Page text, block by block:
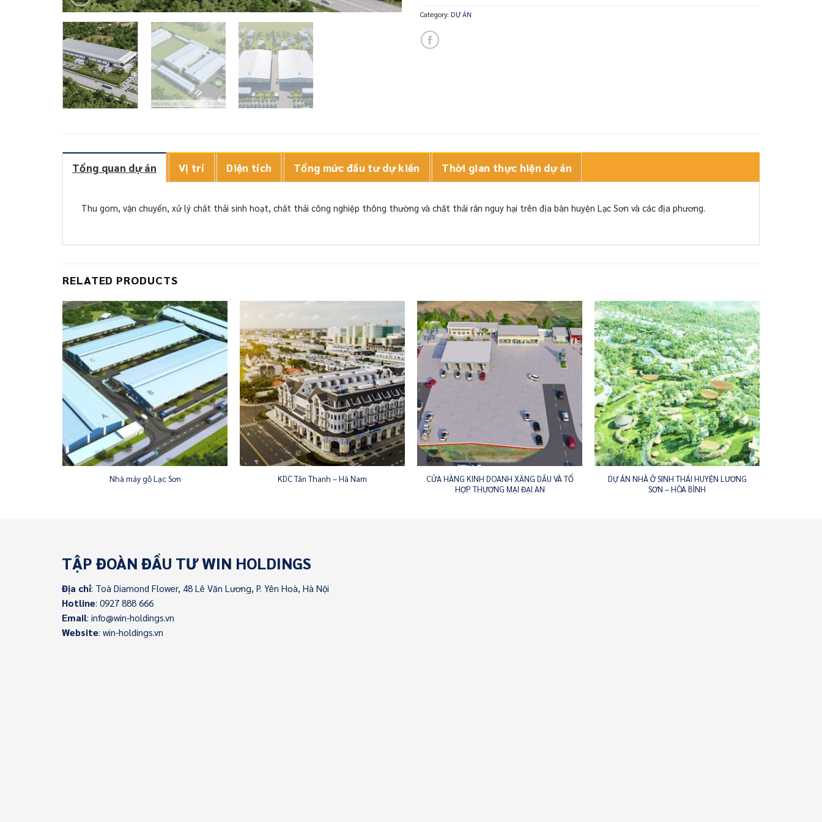
Category: DỰ ÁN
Tổng quan dự án Vị trí Diện tích Tổng mức đầu tư dự kiến Thời gian thực hiện dự án
Thu gom, vận chuyển, xử lý chất thải sinh hoạt, chất thải công nghiệp thông thường và chất thải rắn nguy hại trên địa bàn huyện Lạc Sơn và các địa phương.
RELATED PRODUCTS
Nhà máy gỗ Lạc Sơn KDC Tân Thanh – Hà Nam
CỬA HÀNG KINH DOANH XĂNG DẦU VÀ TỔ
HỢP THƯƠNG MẠI ĐẠI AN
DỰ ÁN NHÀ Ở SINH THÁI HUYỆN LƯƠNG
SƠN – HÒA BÌNH
TẬP ĐOÀN ĐẦU TƯ WIN HOLDINGS
Địa chỉ: Toà Diamond Flower, 48 Lê Văn Lương, P. Yên Hoà, Hà Nội
Hotline: 0927 888 666
Email: info@win-holdings.vn
Website: win-holdings.vn